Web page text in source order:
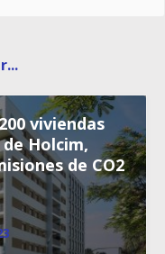
viviendas
Holcim,
de CO2